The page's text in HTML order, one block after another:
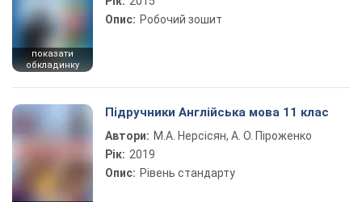
показати
обкладинку
Опис: Робочий зошит
Підручники Англійська мова 11 клас
Автори: М.А. Нерсісян, А. О. Піроженко
Рік: 2019
Опис: Рівень стандарту